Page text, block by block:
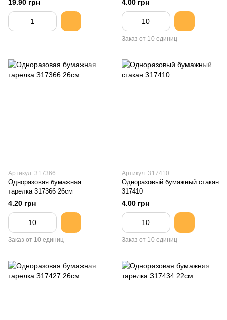
19.90 грн 4.00 грн
Заказ от 10 единиц
Артикул: 317366
Одноразовая бумажная
тарелка 317366 26cм
4.20 грн
Заказ от 10 единиц
Артикул: 317410
Одноразовый бумажный стакан
317410
4.00 грн
Заказ от 10 единиц